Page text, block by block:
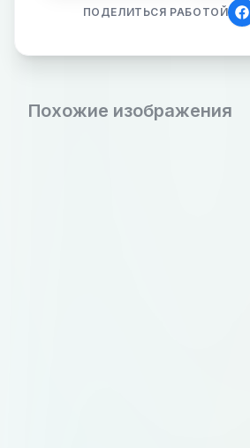
ПОДЕЛИТЬСЯ РАБОТОЙ
Похожие изображения